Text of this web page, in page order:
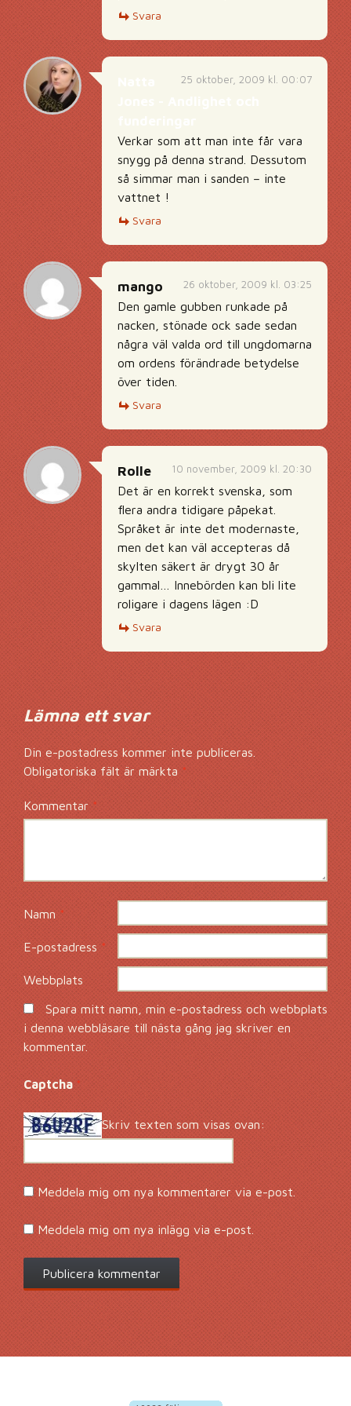
Svara
25 oktober, 2009 kl. 00:07
Verkar som att man inte får vara
snygg på denna strand. Dessutom
så simmar man i sanden – inte
vattnet !
Svara
26 oktober, 2009 kl. 03:25
mango
Den gamle gubben runkade på
nacken, stönade ock sade sedan
några väl valda ord till ungdomarna
om ordens förändrade betydelse
över tiden.
Svara
10 november, 2009 kl. 20:30
Rolle
Det är en korrekt svenska, som
flera andra tidigare påpekat.
Språket är inte det modernaste,
men det kan väl accepteras då
skylten säkert är drygt 30 år
gammal… Innebörden kan bli lite
roligare i dagens lägen :D
Svara
Lämna ett svar
Din e-postadress kommer inte publiceras.
Obligatoriska fält är märkta*
Kommentar*
Namn *
E-postadress*
Webbplats
Spara mitt namn, min e-postadress och webbplats
i denna webbläsare till nästa gång jag skriver en
kommentar.
Captcha*
Skriv texten som visas ovan:
Meddela mig om nya kommentarer via e-post.
Meddela mig om nya inlägg via e-post.